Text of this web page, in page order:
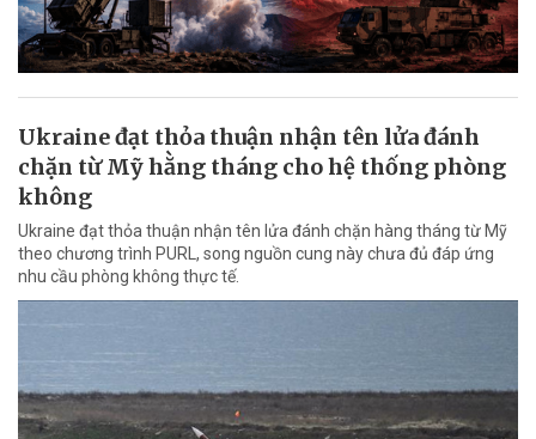
Ukraine đạt thỏa thuận nhận tên lửa đánh
chặn từ Mỹ hằng tháng cho hệ thống phòng
không
Ukraine đạt thỏa thuận nhận tên lửa đánh chặn hàng tháng từ Mỹ
theo chương trình PURL, song nguồn cung này chưa đủ đáp ứng
nhu cầu phòng không thực tế.